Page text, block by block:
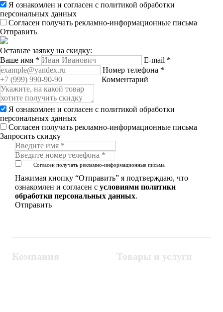
Я ознакомлен и согласен с политикой обработки
персональных данных
Согласен получать рекламно-информационные письма
Отправить
Оставьте заявку на скидку:
Ваше имя * E-mail *
Номер телефона *
Комментарий
Я ознакомлен и согласен с политикой обработки
персональных данных
Согласен получать рекламно-информационные письма
Запросить скидку
Согласен получать рекламно-информационные письма
Нажимая кнопку “Отправить” я подтверждаю, что
ознакомлен и согласен с условиями политики
обработки персональных данных.
Компания Товары и услуги